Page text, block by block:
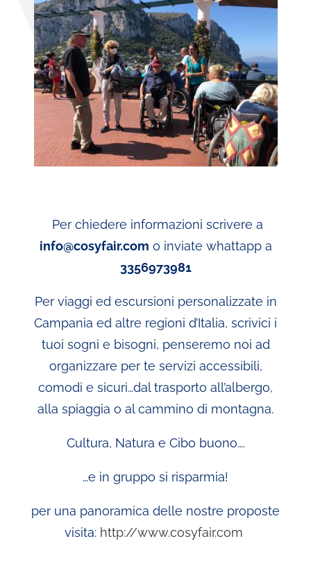
Per chiedere informazioni scrivere a
info@cosyfair.com o inviate whattapp a
3356973981
Per viaggi ed escursioni personalizzate in
Campania ed altre regioni d’Italia, scrivici i
tuoi sogni e bisogni, penseremo noi ad
organizzare per te servizi accessibili,
comodi e sicuri…dal trasporto all’albergo,
alla spiaggia o al cammino di montagna.
Cultura, Natura e Cibo buono….
…e in gruppo si risparmia!
per una panoramica delle nostre proposte
visita: http://www.cosyfair.com